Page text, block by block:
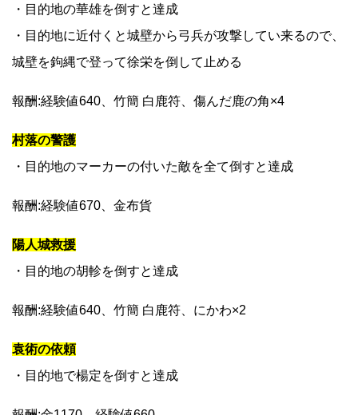
・目的地の華雄を倒すと達成
・目的地に近付くと城壁から弓兵が攻撃してい来るので、
城壁を鉤縄で登って徐栄を倒して止める
報酬:経験値640、竹簡 白鹿符、傷んだ鹿の角×4
村落の警護
・目的地のマーカーの付いた敵を全て倒すと達成
報酬:経験値670、金布貨
陽人城救援
・目的地の胡軫を倒すと達成
報酬:経験値640、竹簡 白鹿符、にかわ×2
袁術の依頼
・目的地で楊定を倒すと達成